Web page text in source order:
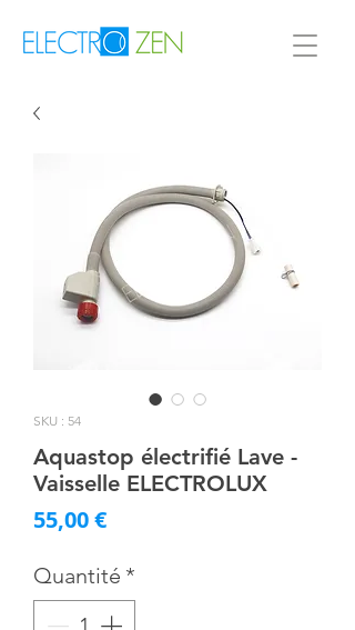
SKU : 54
Aquastop électrifié Lave -
Vaisselle ELECTROLUX
55,00 €Prix
Quantité *